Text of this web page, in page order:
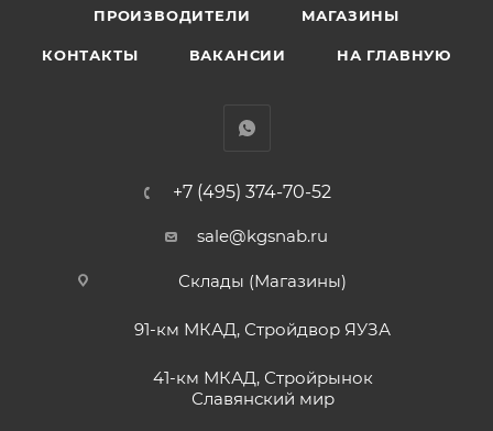
ПРОИЗВОДИТЕЛИ МАГАЗИНЫ
КОНТАКТЫ ВАКАНСИИ НА ГЛАВНУЮ
+7 (495) 374-70-52
sale@kgsnab.ru
Склады (Магазины)
91-км МКАД, Стройдвор ЯУЗА
41-км МКАД, Стройрынок
Славянский мир